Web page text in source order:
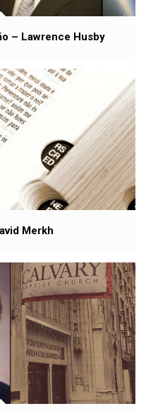
– Lawrence Husby
Merkh